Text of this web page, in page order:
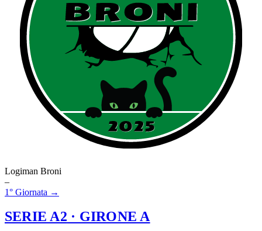
Logiman Broni
–
1° Giornata →
SERIE A2 · GIRONE A